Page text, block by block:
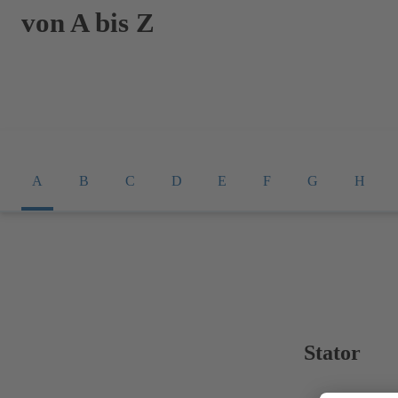
von A bis Z
A B C D E F G H
Stator